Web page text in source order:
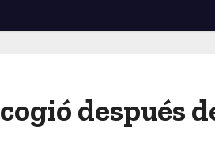
después